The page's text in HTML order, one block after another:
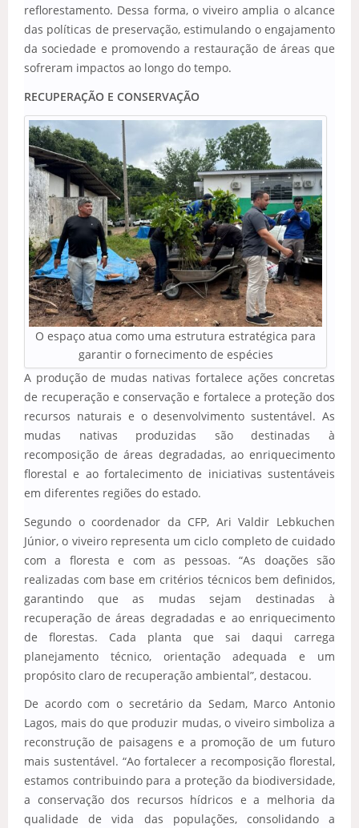
reflorestamento. Dessa forma, o viveiro amplia o alcance
das políticas de preservação, estimulando o engajamento
da sociedade e promovendo a restauração de áreas que
sofreram impactos ao longo do tempo.
RECUPERAÇÃO E CONSERVAÇÃO
O espaço atua como uma estrutura estratégica para
garantir o fornecimento de espécies
A produção de mudas nativas fortalece ações concretas
de recuperação e conservação e fortalece a proteção dos
recursos naturais e o desenvolvimento sustentável. As
mudas nativas produzidas são destinadas à
recomposição de áreas degradadas, ao enriquecimento
florestal e ao fortalecimento de iniciativas sustentáveis
em diferentes regiões do estado.
Segundo o coordenador da CFP, Ari Valdir Lebkuchen
Júnior, o viveiro representa um ciclo completo de cuidado
com a floresta e com as pessoas. “As doações são
realizadas com base em critérios técnicos bem definidos,
garantindo que as mudas sejam destinadas à
recuperação de áreas degradadas e ao enriquecimento
de florestas. Cada planta que sai daqui carrega
planejamento técnico, orientação adequada e um
propósito claro de recuperação ambiental”, destacou.
De acordo com o secretário da Sedam, Marco Antonio
Lagos, mais do que produzir mudas, o viveiro simboliza a
reconstrução de paisagens e a promoção de um futuro
mais sustentável. “Ao fortalecer a recomposição florestal,
estamos contribuindo para a proteção da biodiversidade,
a conservação dos recursos hídricos e a melhoria da
qualidade de vida das populações, consolidando a